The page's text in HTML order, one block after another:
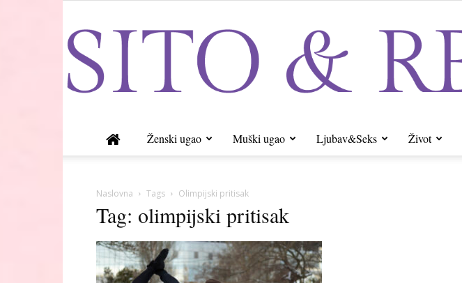
Ženski ugao Muški ugao Ljubav&Seks Život
Naslovna Tags Olimpijski pritisak
Tag: olimpijski pritisak